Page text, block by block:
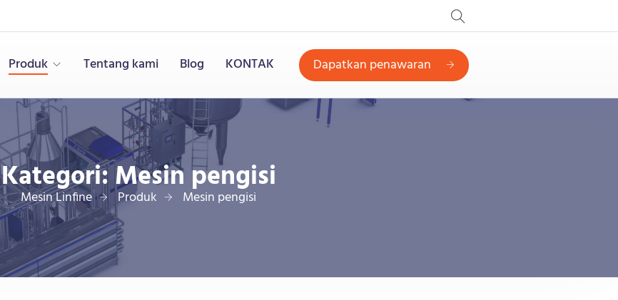
Produk Tentang kami Blog KONTAK Dapatkan penawaran
Kategori:Mesin pengisi
Mesin Linfine Produk Mesin pengisi